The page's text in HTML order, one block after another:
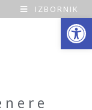
Open toolbar
IZBORNIK